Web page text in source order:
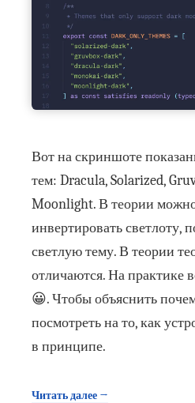
Вот на скриншоте
тем: Dracula, Solarized,
Moonlight. В теории можно
инвертировать светлоту,
светлую тему. В теории
отличаются. На практике
😀. Чтобы объяснить
посмотреть на то, как
в принципе.
Читать далее →